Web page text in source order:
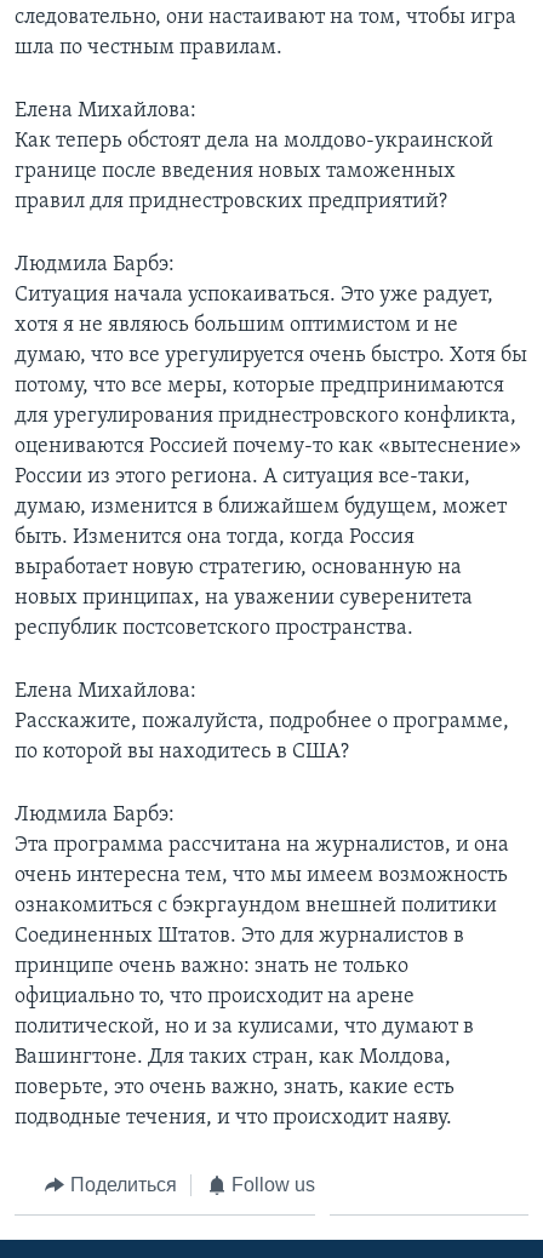
следовательно, они настаивают на том, чтобы игра
шла по честным правилам.
Елена Михайлова:
Как теперь обстоят дела на молдово-украинской
границе после введения новых таможенных
правил для приднестровских предприятий?
Людмила Барбэ:
Ситуация начала успокаиваться. Это уже радует,
хотя я не являюсь большим оптимистом и не
думаю, что все урегулируется очень быстро. Хотя бы
потому, что все меры, которые предпринимаются
для урегулирования приднестровского конфликта,
оцениваются Россией почему-то как «вытеснение»
России из этого региона. А ситуация все-таки,
думаю, изменится в ближайшем будущем, может
быть. Изменится она тогда, когда Россия
выработает новую стратегию, основанную на
новых принципах, на уважении суверенитета
республик постсоветского пространства.
Елена Михайлова:
Расскажите, пожалуйста, подробнее о программе,
по которой вы находитесь в США?
Людмила Барбэ:
Эта программа рассчитана на журналистов, и она
очень интересна тем, что мы имеем возможность
ознакомиться с бэкргаундом внешней политики
Соединенных Штатов. Это для журналистов в
принципе очень важно: знать не только
официально то, что происходит на арене
политической, но и за кулисами, что думают в
Вашингтоне. Для таких стран, как Молдова,
поверьте, это очень важно, знать, какие есть
подводные течения, и что происходит наяву.
Поделиться Follow us